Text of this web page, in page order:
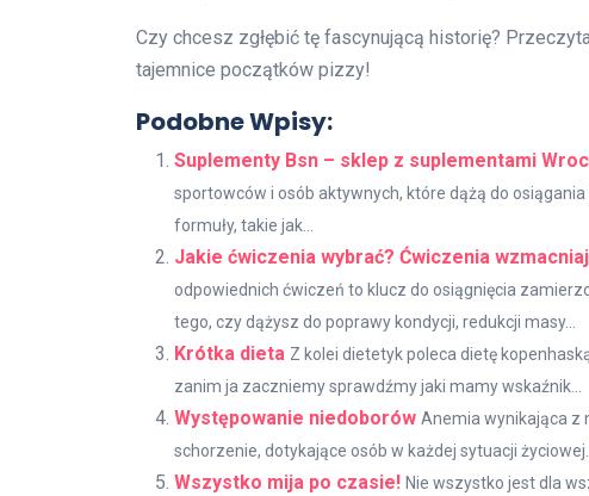
Czy chcesz zgłębić tę fascynującą historię?
tajemnice początków pizzy!
Podobne Wpisy:
Suplementy Bsn – sklep z suplementami
sportowców i osób aktywnych, które dążą do
formuły, takie jak...
Jakie ćwiczenia wybrać? Ćwiczenia
odpowiednich ćwiczeń to klucz do osiągnięcia
tego, czy dążysz do poprawy kondycji, redukcji masy...
Krótka dieta Z kolei dietetyk poleca dietę
zanim ja zaczniemy sprawdźmy jaki mamy wskaźnik...
Występowanie niedoborów Anemia wynikająca z
schorzenie, dotykające osób w każdej sytuacji
Wszystko mija po czasie! Nie wszystko jest dla